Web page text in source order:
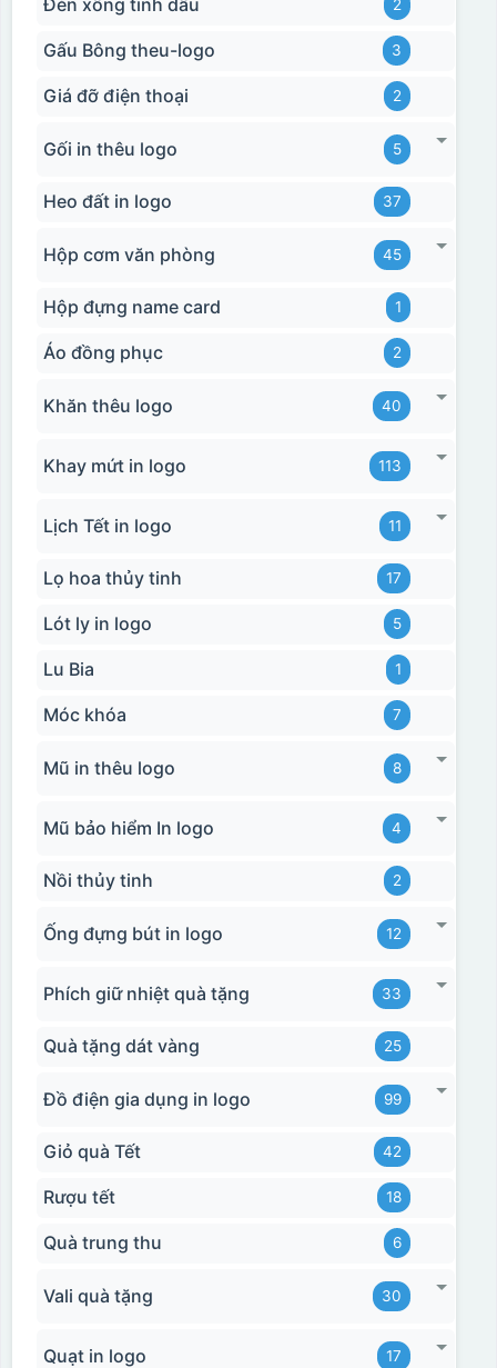
Hộp xi 2 cốc
Đèn xông tinh dầu 2
Gấu Bông theu-logo 3
Giá đỡ điện thoại 2
Gối in thêu logo 5
Heo đất in logo 37
Hộp cơm văn phòng 45
Hộp đựng name card 1
Áo đồng phục 2
Khăn thêu logo 40
Khay mứt in logo 113
Lịch Tết in logo 11
Lọ hoa thủy tinh 17
Lót ly in logo 5
Lu Bia 1
Móc khóa 7
Mũ in thêu logo 8
Mũ bảo hiểm In logo 4
Nồi thủy tinh 2
Ống đựng bút in logo 12
Phích giữ nhiệt quà tặng 33
Quà tặng dát vàng 25
Đồ điện gia dụng in logo 99
Giỏ quà Tết 42
Rượu tết 18
Quà trung thu 6
Vali quà tặng 30
Quạt in logo 17